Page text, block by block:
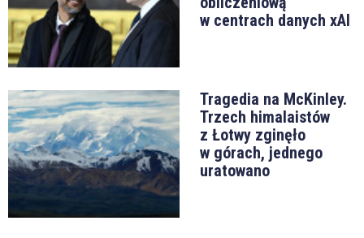
w centrach danych xAI
Tragedia na McKinley.
Trzech himalaistów
z Łotwy zginęło
w górach, jednego
uratowano